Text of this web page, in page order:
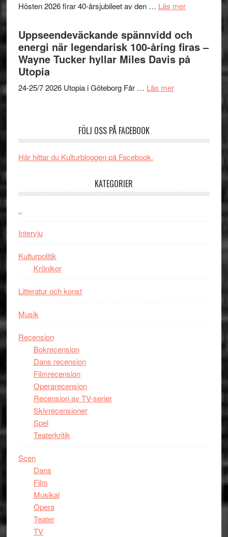
Brand
Day
–
kan
någonsin
Hösten 2026 firar 40-årsjubileet av den … Läs merom
års-
jubileum
av
Queen
Uppseendeväckande spännvidd och
energi när legendarisk 100-åring firas –
Wayne Tucker hyllar Miles Davis på
Utopia
24-25/7 2026 Utopia i Göteborg Får … Läs merom
firas
FÖLJ OSS PÅ FACEBOOK
Här hittar du Kulturbloggen på Facebook.
KATEGORIER
..
Intervju
Kulturpolitik
Krönikor
Litteratur och konst
Musik
Recension
Bokrecension
Dans recension
Filmrecension
Operarecension
Recension av TV-serier
Skivrecensioner
Spel
Teaterkritik
Scen
Dans
Film
Musikal
Opera
Teater
TV